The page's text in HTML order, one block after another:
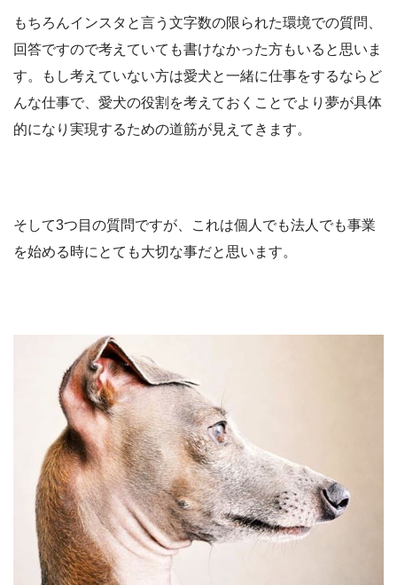
もちろんインスタと言う文字数の限られた環境での質問、
回答ですので考えていても書けなかった方もいると思いま
す。もし考えていない方は愛犬と一緒に仕事をするならど
んな仕事で、愛犬の役割を考えておくことでより夢が具体
的になり実現するための道筋が見えてきます。
そして3つ目の質問ですが、これは個人でも法人でも事業
を始める時にとても大切な事だと思います。